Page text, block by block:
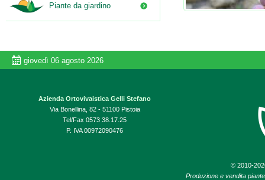
Piante da giardino
giovedì 06 agosto 2026
Azienda Ortovivaistica Gelli Stefano
Via Bonellina, 82 - 51100 Pistoia
Tel/Fax 0573 38.17.25
P. IVA 00972090476
© 2010-
Produzione e vendita